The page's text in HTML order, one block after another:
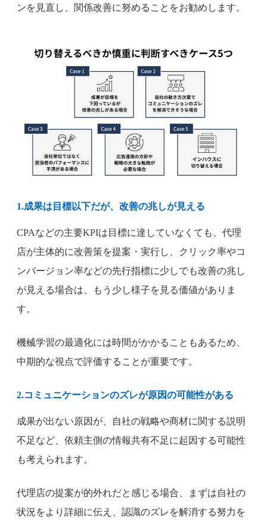
ンを見直し、関係改善に努めることをお勧めします。
1.成果は目標以下だが、改善の兆しが見える
CPAなどの主要KPIは目標に達していなくても、代理
店が主体的に改善策を提案・実行し、クリック率やコ
ンバージョン率などの先行指標に少しでも改善の兆し
が見える場合は、もう少し様子を見る価値がありま
す。
機械学習の最適化には時間がかかることもあるため、
中期的な視点で評価することが重要です。
2.コミュニケーションのズレが原因の可能性がある
成果が出ない原因が、自社の戦略や商材に関する説明
不足など、依頼主側の情報共有不足に起因する可能性
も考えられます。
代理店の提案が的外れだと感じる場合、まずは自社の
状況をより詳細に伝え、認識のズレを解消する努力を